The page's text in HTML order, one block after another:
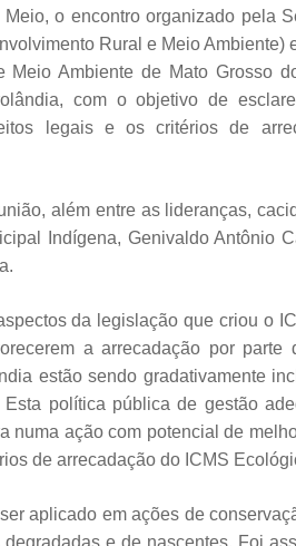
o encontro organizado pela
Rural e Meio Ambiente)
Meio Ambiente de Mato Grosso
com o objetivo de
legais e os critérios de
além entre as lideranças,
Indígena, Genivaldo Antônio
da legislação que criou o
a arrecadação por parte
estão sendo gradativamente
política pública de gestão
numa ação com potencial de
de arrecadação do ICMS
aplicado em ações de